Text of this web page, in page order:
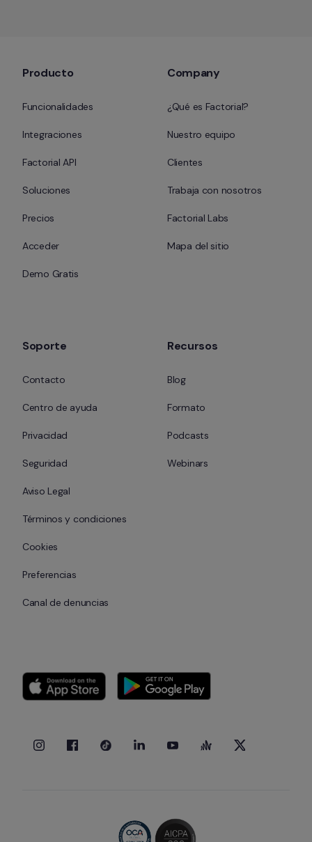
Producto
Funcionalidades
Integraciones
Factorial API
Soluciones
Precios
Acceder
Demo Gratis
Company
¿Qué es Factorial?
Nuestro equipo
Clientes
Trabaja con nosotros
Factorial Labs
Mapa del sitio
Soporte
Contacto
Centro de ayuda
Privacidad
Seguridad
Aviso Legal
Términos y condiciones
Cookies
Preferencias
Canal de denuncias
Recursos
Blog
Formato
Podcasts
Webinars